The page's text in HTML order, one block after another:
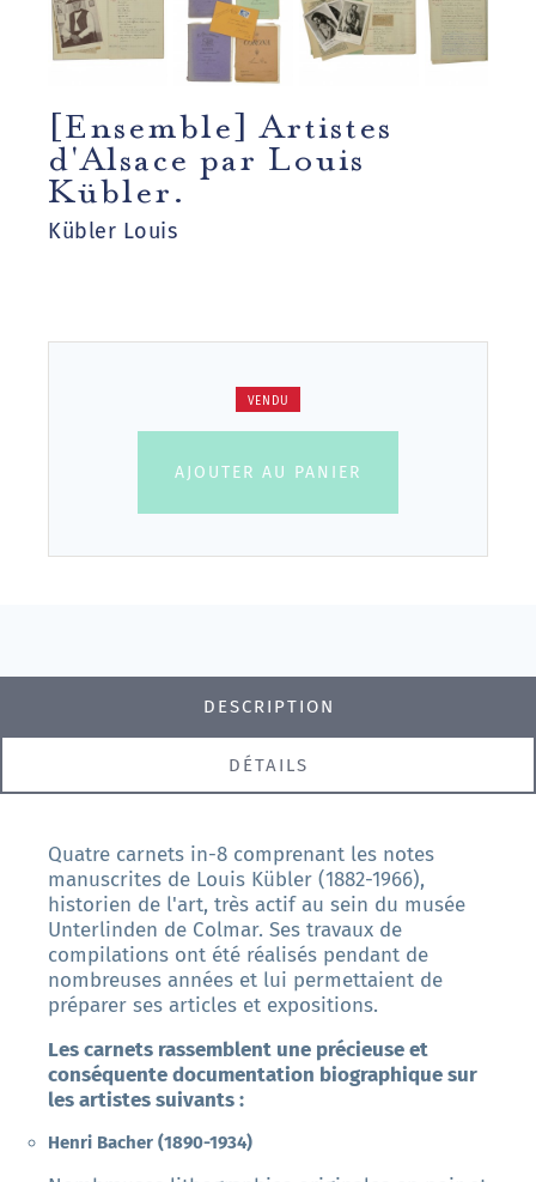
[Ensemble] Artistes
d'Alsace par Louis
Kübler.
Kübler Louis
VENDU
AJOUTER AU PANIER
DESCRIPTION
DÉTAILS
Quatre carnets in-8 comprenant les notes
manuscrites de Louis Kübler (1882-1966),
historien de l'art, très actif au sein du musée
Unterlinden de Colmar. Ses travaux de
compilations ont été réalisés pendant de
nombreuses années et lui permettaient de
préparer ses articles et expositions.
Les carnets rassemblent une précieuse et
conséquente documentation biographique sur
les artistes suivants :
Henri Bacher (1890-1934)